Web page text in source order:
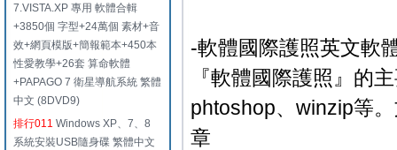
7.VISTA.XP 專用 軟體合輯
+3850個 字型+24萬個 素材+音
效+網頁模版+簡報範本+450本
性愛教學+26套 算命軟體
+PAPAGO 7 衛星導航系統 繁體
中文 (8DVD9)
排行011 Windows XP、7、8
系統安裝USB隨身碟 繁體中文
-軟體國際護照英文軟
『軟體國際護照』的
phtoshop、winzip等
章